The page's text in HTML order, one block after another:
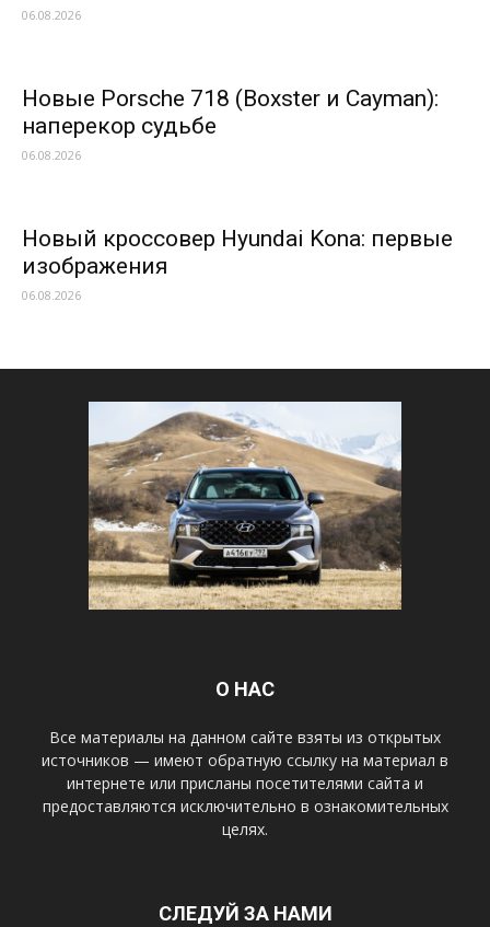
06.08.2026
Новые Porsche 718 (Boxster и Cayman):
наперекор судьбе
06.08.2026
Новый кроссовер Hyundai Kona: первые
изображения
06.08.2026
О НАС
Все материалы на данном сайте взяты из открытых
источников — имеют обратную ссылку на материал в
интернете или присланы посетителями сайта и
предоставляются исключительно в ознакомительных
целях.
СЛЕДУЙ ЗА НАМИ